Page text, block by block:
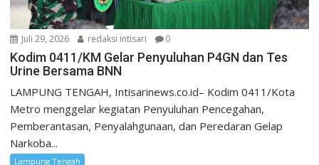
Juli 29, 2026 redaksi intisari 0
Kodim 0411/KM Gelar Penyuluhan P4GN dan Tes
Urine Bersama BNN
LAMPUNG TENGAH, Intisarinews.co.id– Kodim 0411/Kota
Metro menggelar kegiatan Penyuluhan Pencegahan,
Pemberantasan, Penyalahgunaan, dan Peredaran Gelap
Narkoba...
Lampung Tengah